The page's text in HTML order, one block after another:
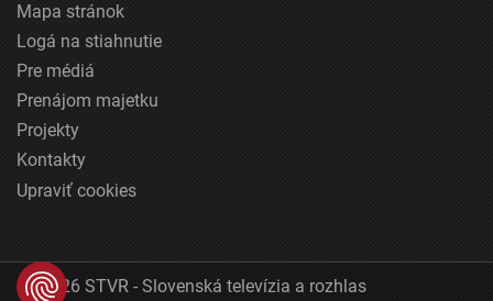
Mapa stránok
Logá na stiahnutie
Pre médiá
Prenájom majetku
Projekty
Kontakty
Upraviť cookies
© 2026 STVR - Slovenská televízia a rozhlas